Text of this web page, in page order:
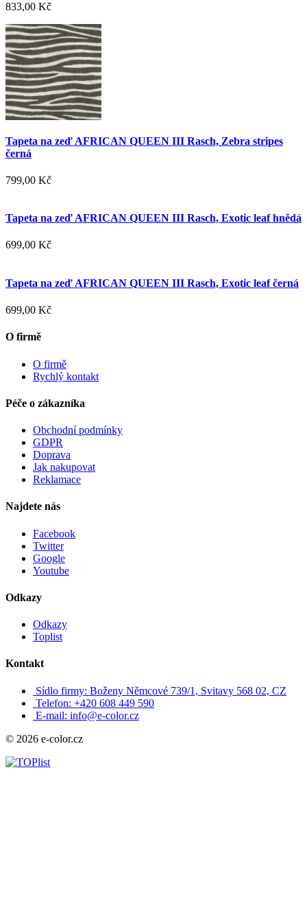
833,00 Kč
Tapeta na zeď AFRICAN QUEEN III Rasch, Zebra stripes
černá
799,00 Kč
Tapeta na zeď AFRICAN QUEEN III Rasch, Exotic leaf hnědá
699,00 Kč
Tapeta na zeď AFRICAN QUEEN III Rasch, Exotic leaf černá
699,00 Kč
O firmě
O firmě
Rychlý kontakt
Péče o zákazníka
Obchodní podmínky
GDPR
Doprava
Jak nakupovat
Reklamace
Najdete nás
Facebook
Twitter
Google
Youtube
Odkazy
Odkazy
Toplist
Kontakt
Sídlo firmy: Boženy Němcové 739/1, Svitavy 568 02, CZ
Telefon: +420 608 449 590
E-mail: info@e-color.cz
© 2026 e-color.cz